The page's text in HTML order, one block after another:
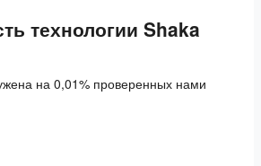
технологии Shaka
на 0,01% проверенных нами